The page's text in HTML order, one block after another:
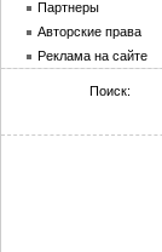
Партнеры
Авторские права
Реклама на сайте
Поиск: